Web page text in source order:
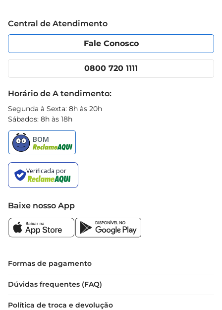
Grupo Cencosud
Política de Privacidade
Portal do fornecedor
Cencosud Media
Código de Ética
App Prezunic
Central de Atendimento
Fale Conosco
0800 720 1111
Horário de A tendimento:
Segunda à Sexta: 8h às 20h
Sábados: 8h às 18h
Baixe nosso App
Formas de pagamento
Dúvidas frequentes (FAQ)
Política de troca e devolução